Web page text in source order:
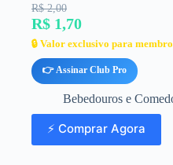
R$ 2,00
R$ 1,70
🔒 Valor exclusivo para
👉 Assinar Club Pro
Bebedouros e
⚡ Comprar Agora